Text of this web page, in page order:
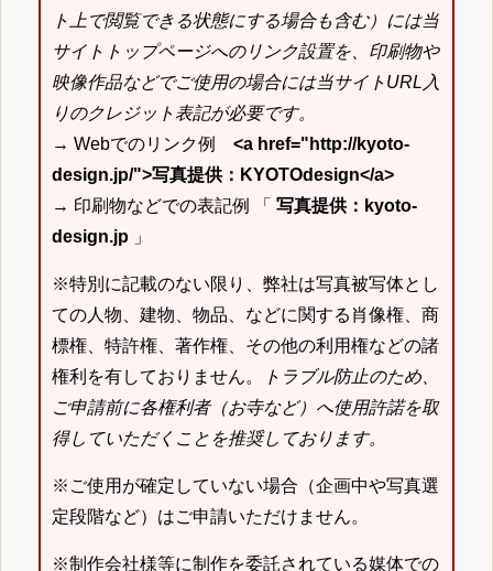
ト上で閲覧できる状態にする場合も含む）には当
サイトトップページへのリンク設置を、印刷物や
映像作品などでご使用の場合には当サイトURL入
りのクレジット表記が必要です。
→ Webでのリンク例 <a href="http://kyoto-
design.jp/">写真提供：KYOTOdesign</a>
→ 印刷物などでの表記例 「 写真提供：kyoto-
design.jp 」
※特別に記載のない限り、弊社は写真被写体とし
ての人物、建物、物品、などに関する肖像権、商
標権、特許権、著作権、その他の利用権などの諸
権利を有しておりません。
トラブル防止のため、
ご申請前に各権利者（お寺など）へ使用許諾を取
得していただくことを推奨しております。
※ご使用が確定していない場合（企画中や写真選
定段階など）はご申請いただけません。
※制作会社様等に制作を委託されている媒体での